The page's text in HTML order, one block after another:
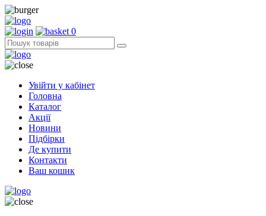
0
Увійти у кабінет
Головна
Каталог
Акції
Новини
Підбірки
Де купити
Контакти
Ваш кошик